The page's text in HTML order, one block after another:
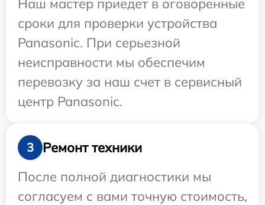
Наш мастер приедет в оговоренные
сроки для проверки устройства
Panasonic. При серьезной
неисправности мы обеспечим
перевозку за наш счет в сервисный
центр Panasonic.
3
Ремонт техники
После полной диагностики мы
согласуем с вами точную стоимость,